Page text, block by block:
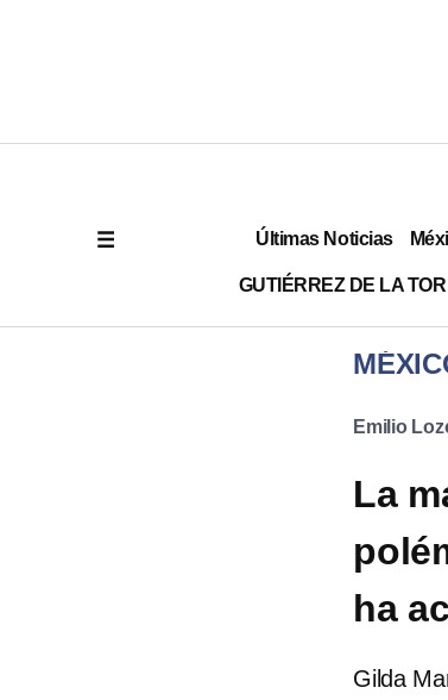
Últimas Noticias
GUTIÉRREZ DE LA
Emilio
La
ha
Gilda